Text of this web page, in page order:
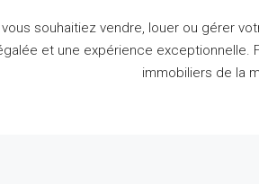
vous souhaitiez vendre, louer ou gérer
et une expérience exceptionnelle.
immobiliers de la